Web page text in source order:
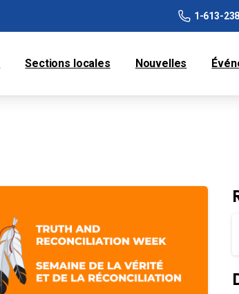
1-613-
Sections locales Nouvelles